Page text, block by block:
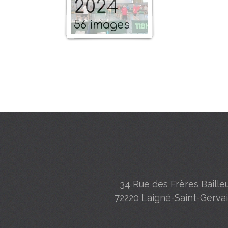
2024
56 images
34 Rue des Frères
72220 Laigné-Saint-